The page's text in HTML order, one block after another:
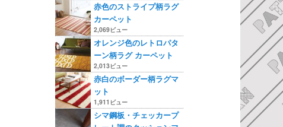
赤色のストライプ柄ラグ
カーペット
2,069ビュー
オレンジ色のレトロパタ
ーン柄ラグ カーペット
2,013ビュー
赤白のボーダー柄ラグマ
ット
1,911ビュー
シマ鋼板・チェッカープ